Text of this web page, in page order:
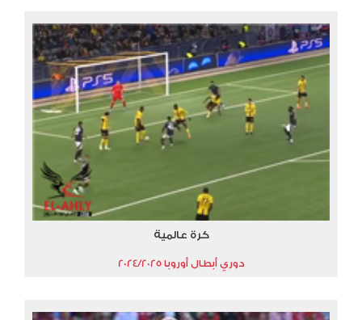
كرة عالمية
دوري أبطال أوروبا 2024/2025